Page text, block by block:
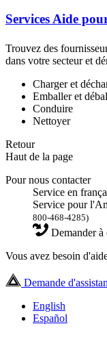
Services Aide
Trouvez des
dans votre secteur et
Charger et
Emballer et
Conduire
Nettoyer
Retour
Haut de la page
Pour nous contacter
Service en
Service pour
800-468-4285)
Demander à
Vous avez besoin
Demande
English
Español